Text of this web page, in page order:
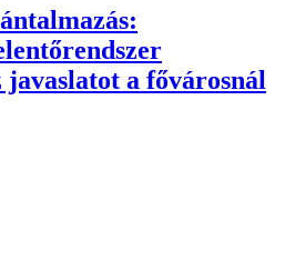
javaslatot a fővárosnál